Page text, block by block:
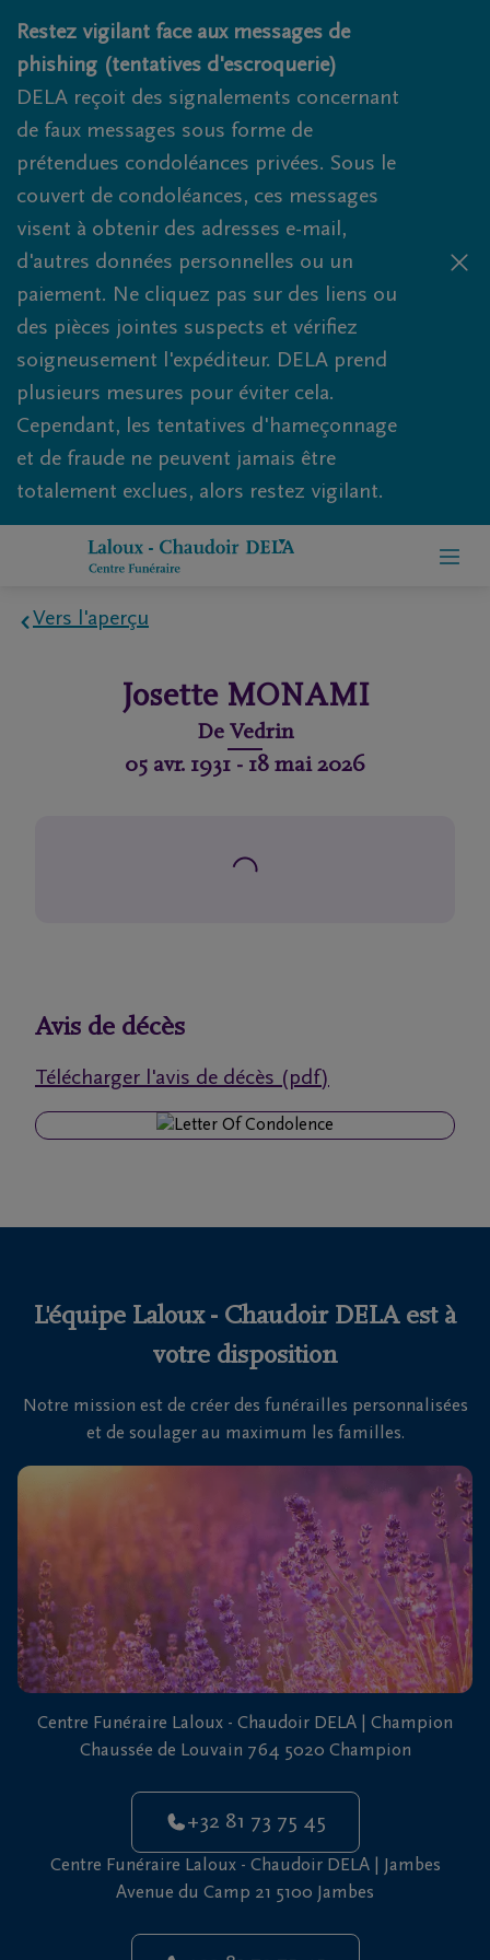
Obituaries.breadcrumbs.SkipLink
Restez vigilant face aux messages de
phishing (tentatives d'escroquerie)
DELA reçoit des signalements concernant
de faux messages sous forme de
prétendues condoléances privées. Sous le
couvert de condoléances, ces messages
visent à obtenir des adresses e-mail,
d'autres données personnelles ou un
paiement. Ne cliquez pas sur des liens ou
des pièces jointes suspects et vérifiez
soigneusement l'expéditeur. DELA prend
plusieurs mesures pour éviter cela.
Cependant, les tentatives d'hameçonnage
et de fraude ne peuvent jamais être
totalement exclues, alors restez vigilant.
de
funéraires
fréquemment
Nous
sommes
là pour
75
45
Vers l'aperçu
Josette MONAMI
De Vedrin
05 avr. 1931 - 18 mai 2026
Avis de décès
Télécharger l'avis de décès (pdf)
L'équipe Laloux - Chaudoir DELA est à
votre disposition
Notre mission est de créer des funérailles personnalisées
et de soulager au maximum les familles.
Centre Funéraire Laloux - Chaudoir DELA | Champion
Chaussée de Louvain 764 5020 Champion
+32 81 73 75 45
Centre Funéraire Laloux - Chaudoir DELA | Jambes
Avenue du Camp 21 5100 Jambes